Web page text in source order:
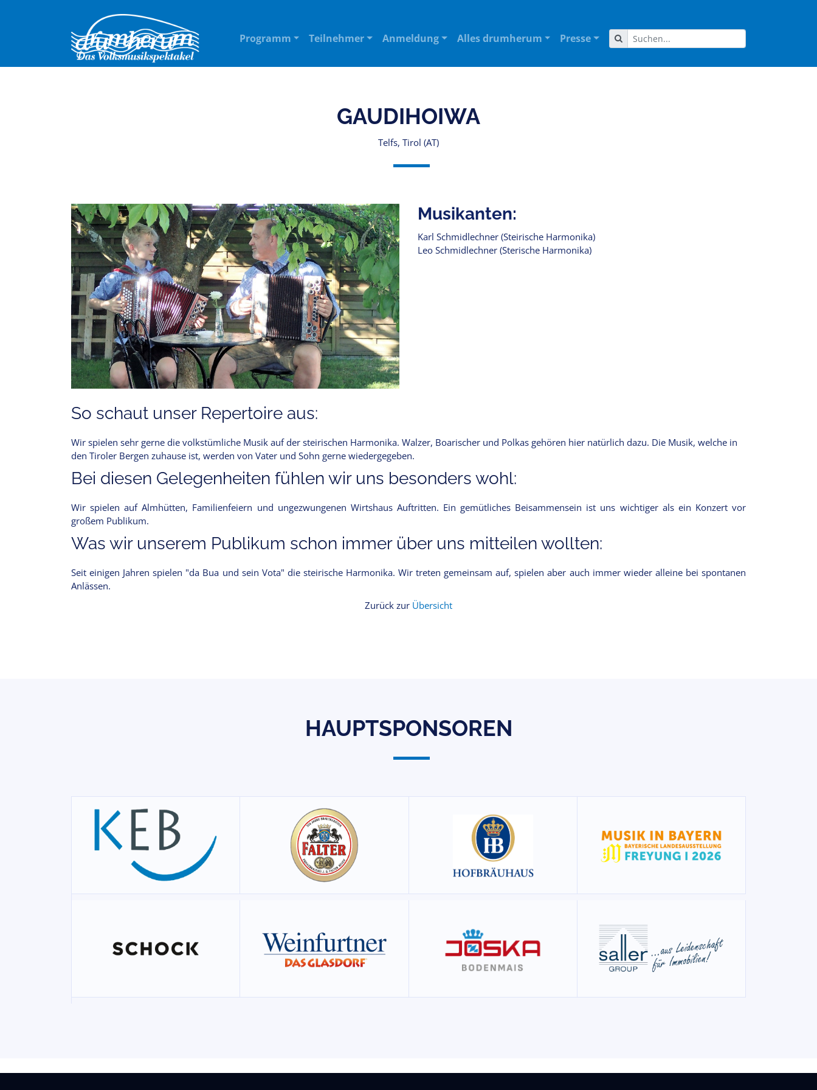
Programm Teilnehmer Anmeldung Alles drumherum Presse
GAUDIHOIWA
Telfs, Tirol (AT)
Musikanten:
Karl Schmidlechner (Steirische Harmonika)
Leo Schmidlechner (Sterische Harmonika)
So schaut unser Repertoire aus:
Wir spielen sehr gerne die volkstümliche Musik auf der steirischen Harmonika. Walzer, Boarischer und Polkas gehören hier natürlich dazu. Die Musik, welche in
den Tiroler Bergen zuhause ist, werden von Vater und Sohn gerne wiedergegeben.
Bei diesen Gelegenheiten fühlen wir uns besonders wohl:
Wir spielen auf Almhütten, Familienfeiern und ungezwungenen Wirtshaus Auftritten. Ein gemütliches Beisammensein ist uns wichtiger als ein Konzert vor
großem Publikum.
Was wir unserem Publikum schon immer über uns mitteilen wollten:
Seit einigen Jahren spielen "da Bua und sein Vota" die steirische Harmonika. Wir treten gemeinsam auf, spielen aber auch immer wieder alleine bei spontanen
Anlässen.
Zurück zur Übersicht
HAUPTSPONSOREN